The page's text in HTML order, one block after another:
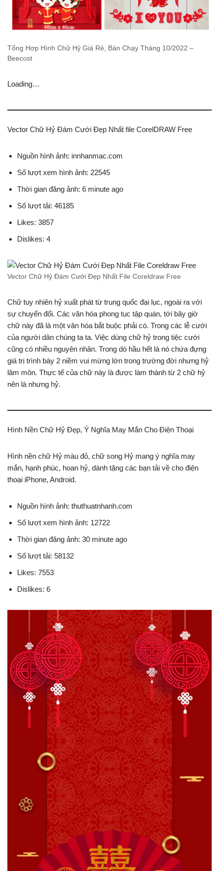
Tổng Hợp Hình Chữ Hỷ Giá Rẻ, Bán Chạy Tháng 10/2022 –
Beecost
Loading…
Vector Chữ Hỷ Đám Cưới Đẹp Nhất file CorelDRAW Free
Nguồn hình ảnh: innhanmac.com
Số lượt xem hình ảnh: 22545
Thời gian đăng ảnh: 6 minute ago
Số lượt tải: 46185
Likes: 3857
Dislikes: 4
Vector Chữ Hỷ Đám Cưới Đẹp Nhất File Coreldraw Free
Chữ tuy nhiên hỷ xuất phát từ trung quốc đại lục, ngoài ra với
sự chuyển đổi. Các văn hóa phong tục tập quán, tới bây giờ
chữ này đã là một văn hóa bắt buộc phải có. Trong các lễ cưới
của người dân chúng ta ta. Việc dùng chữ hỷ trong tiệc cưới
cũng có nhiều nguyên nhân. Trong dó hầu hết là nó chứa đựng
giá trị trình bày 2 niềm vui mừng lớn trong trường đời nhưng hỷ
lâm môn. Thực tế của chữ này là được làm thành từ 2 chữ hỷ
nên là nhưng hỷ.
Hình Nền Chữ Hỷ Đẹp, Ý Nghĩa May Mắn Cho Điện Thoại
Hình nền chữ Hỷ màu đỏ, chữ song Hỷ mang ý nghĩa may
mắn, hạnh phúc, hoan hỷ, dành tặng các bạn tải về cho điện
thoại iPhone, Android.
Nguồn hình ảnh: thuthuatnhanh.com
Số lượt xem hình ảnh: 12722
Thời gian đăng ảnh: 30 minute ago
Số lượt tải: 58132
Likes: 7553
Dislikes: 6